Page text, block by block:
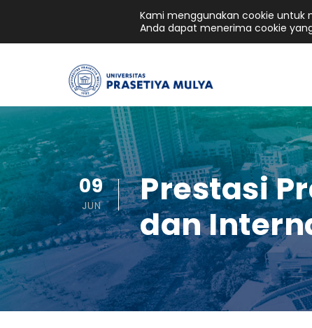
09
JUN
Prestasi
dan
Kami menggunakan cookie untuk
Anda dapat menerima cookie